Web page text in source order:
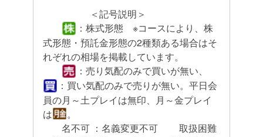
＜記号説明＞
：株式形態 ※コースにより、株
式形態・預託金形態の2種類ある場合はそ
れぞれの相場を掲載しています。
：売り気配のみで買いが無い、
：買い気配のみで売りが無い。平日会
員の月～土プレイは無印、月～金プレイ
は
。
名不可 ：名義変更不可 取扱困難